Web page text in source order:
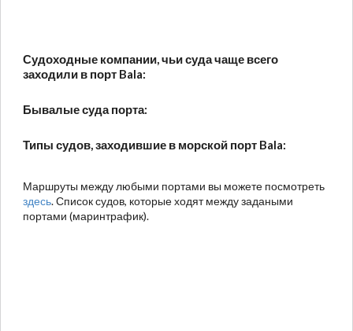
Судоходные компании, чьи суда чаще всего
заходили в порт Bala:
Бывалые суда порта:
Типы судов, заходившие в морской порт Bala:
Маршруты между любыми портами вы можете посмотреть
здесь. Список судов, которые ходят между задаными
портами (маринтрафик).